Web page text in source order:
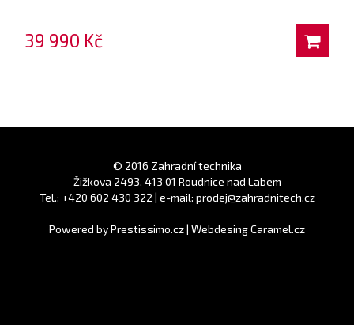
39 990 Kč
© 2016 Zahradní technika
Žižkova 2493, 413 01 Roudnice nad Labem
Tel.: +420 602 430 322 | e-mail: prodej@zahradnitech.cz
Powered byPrestissimo.cz| Webdesing Caramel.cz